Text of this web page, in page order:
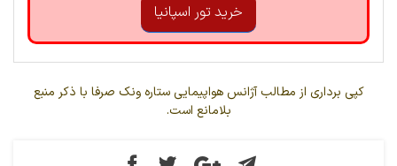
خرید تور اسپانیا
کپی برداری از مطالب آژانس هواپیمایی ستاره ونک صرفا با ذکر منبع
بلامانع است.